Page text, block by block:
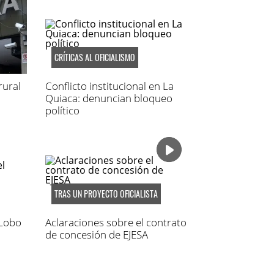
CRÍTICAS AL OFICIALISMO
Conflicto institucional en La
Quiaca: denuncian bloqueo
político
TRAS UN PROYECTO OFICIALISTA
Aclaraciones sobre el contrato
de concesión de EJESA